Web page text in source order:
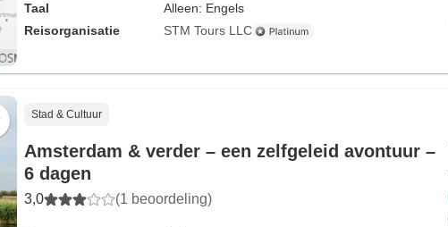
Taal
Alleen: Engels
Reisorganisatie
STM Tours LLC
Stad & Cultuur
Amsterdam & verder – een zelfgeleid avontuur –
6 dagen
3,0 (1 beoordeling)